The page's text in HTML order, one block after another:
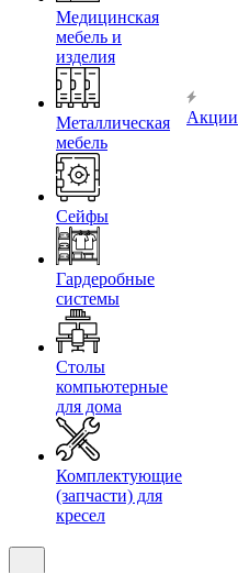
Медицинская
мебель и
изделия
Металлическая
мебель
Сейфы
Гардеробные
системы
Столы
компьютерные
для дома
Комплектующие
(запчасти) для
кресел
Акции